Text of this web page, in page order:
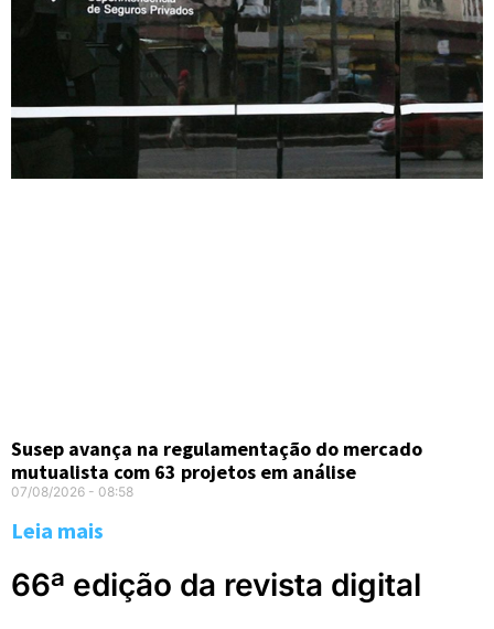
Susep avança na regulamentação do mercado
mutualista com 63 projetos em análise
07/08/2026 08:58
Leia mais
66ª edição da revista digital